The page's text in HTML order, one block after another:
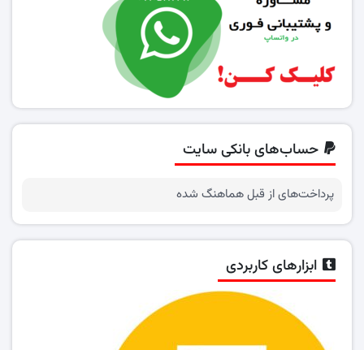
حساب‌های بانکی سایت
پرداخت‌های از قبل هماهنگ شده
ابزارهای کاربردی